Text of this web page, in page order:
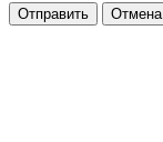
Отправить Отмена